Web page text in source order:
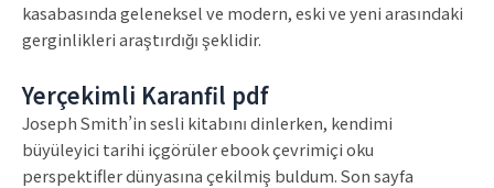
kasabasında geleneksel ve modern, eski ve yeni arasındaki
gerginlikleri araştırdığı şeklidir.
Yerçekimli Karanfil pdf
Joseph Smith’in sesli kitabını dinlerken, kendimi
büyüleyici tarihi içgörüler ebook çevrimiçi oku
perspektifler dünyasına çekilmiş buldum. Son sayfa